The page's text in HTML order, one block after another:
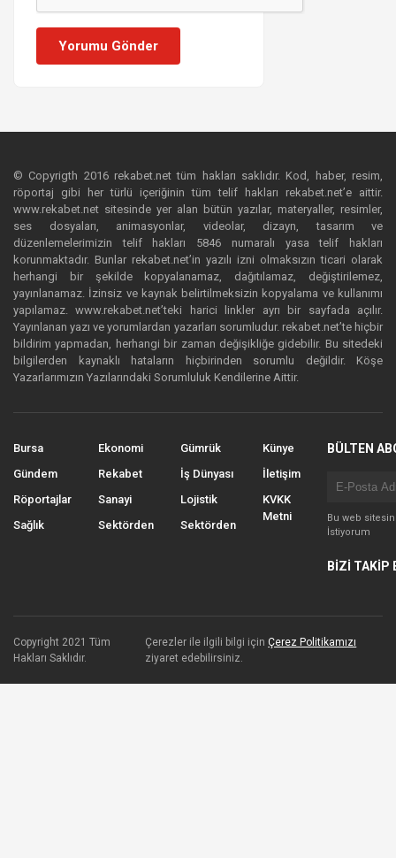
Yorumu Gönder
© Copyrigth 2016 rekabet.net tüm hakları saklıdır. Kod, haber, resim,
röportaj gibi her türlü içeriğinin tüm telif hakları rekabet.net’e aittir.
www.rekabet.net sitesinde yer alan bütün yazılar, materyaller, resimler,
ses dosyaları, animasyonlar, videolar, dizayn, tasarım ve
düzenlemelerimizin telif hakları 5846 numaralı yasa telif hakları
korunmaktadır. Bunlar rekabet.net’in yazılı izni olmaksızın ticari olarak
herhangi bir şekilde kopyalanamaz, dağıtılamaz, değiştirilemez,
yayınlanamaz. İzinsiz ve kaynak belirtilmeksizin kopyalama ve kullanımı
yapılamaz. www.rekabet.net’teki harici linkler ayrı bir sayfada açılır.
Yayınlanan yazı ve yorumlardan yazarları sorumludur. rekabet.net’te hiçbir
bildirim yapmadan, herhangi bir zaman değişikliğe gidebilir. Bu sitedeki
bilgilerden kaynaklı hataların hiçbirinden sorumlu değildir. Köşe
Yazarlarımızın Yazılarındaki Sorumluluk Kendilerine Aittir.
Bursa
Gündem
Röportajlar
Sağlık
Ekonomi
Rekabet
Sanayi
Sektörden
Gümrük
İş Dünyası
Lojistik
Sektörden
Künye
İletişim
KVKK
Metni
BÜLTEN
Bu web
İstiyorum
BİZİ TAKİP
Copyright 2021 Tüm
Hakları Saklıdır.
Çerezler ile ilgili bilgi içinÇerez Politikamızı
ziyaret edebilirsiniz.